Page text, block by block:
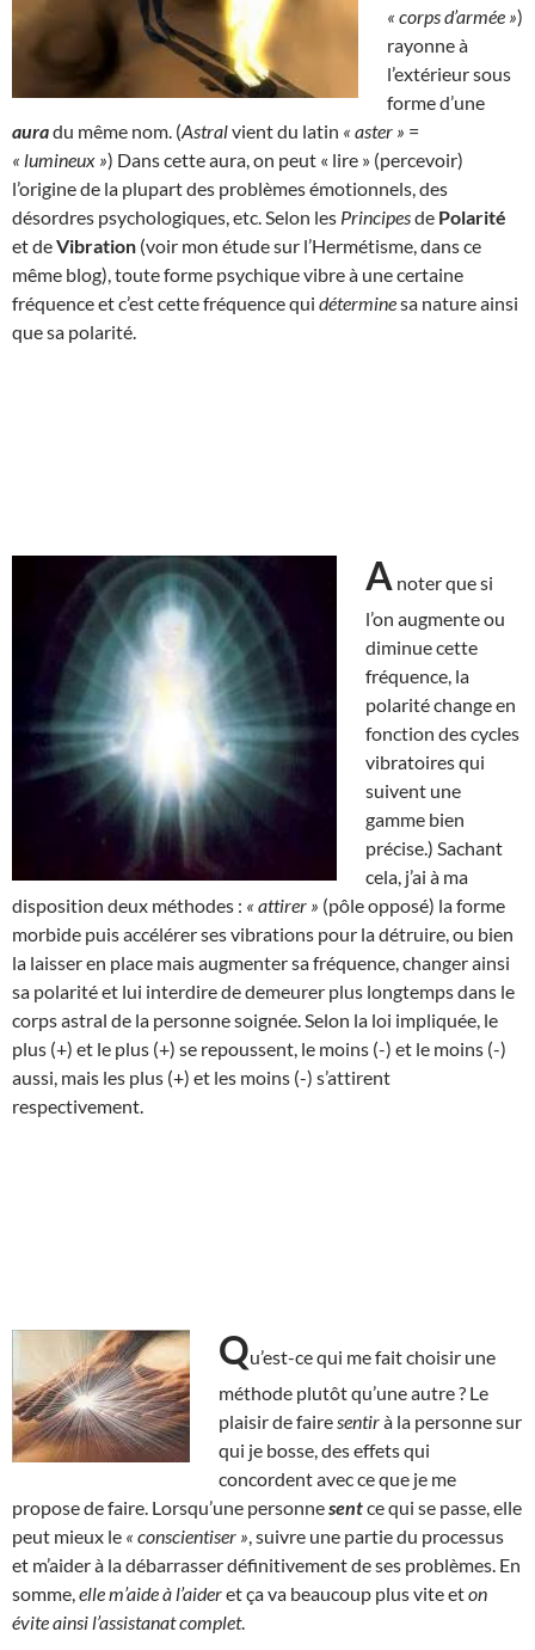
« corps d’armée »)
rayonne à
l’extérieur sous
forme d’une
auradu même nom. (Astralvient du latin « aster » =
« lumineux ») Dans cette aura, on peut « lire » (percevoir)
l’origine de la plupart des problèmes émotionnels, des
désordres psychologiques, etc. Selon les Principesde Polarité
et deVibration (voir mon étude sur l’Hermétisme, dans ce
même blog), toute forme psychique vibre à une certaine
fréquence et c’est cette fréquence qui déterminesa nature ainsi
que sa polarité.
A noter que si
l’on augmente ou
diminue cette
fréquence, la
polarité change en
fonction des cycles
vibratoires qui
suivent une
gamme bien
précise.) Sachant
cela, j’ai à ma
disposition deux méthodes : « attirer » (pôle opposé) la forme
morbide puis accélérer ses vibrations pour la détruire, ou bien
la laisser en place mais augmenter sa fréquence, changer ainsi
sa polarité et lui interdire de demeurer plus longtemps dans le
corps astral de la personne soignée. Selon la loi impliquée, le
plus (+) et le plus (+) se repoussent, le moins (-) et le moins (-)
aussi, mais les plus (+) et les moins (-) s’attirent
respectivement.
Qu’est-ce qui me fait choisir une
méthode plutôt qu’une autre ? Le
plaisir de faire sentirà la personne sur
qui je bosse, des effets qui
concordent avec ce que je me
propose de faire. Lorsqu’une personnesentce qui se passe, elle
peut mieux le « conscientiser » , suivre une partie du processus
et m’aider à la débarrasser définitivement de ses problèmes. En
somme, elle m’aide à l’aideret ça va beaucoup plus vite eton
évite ainsi l’assistanat complet.